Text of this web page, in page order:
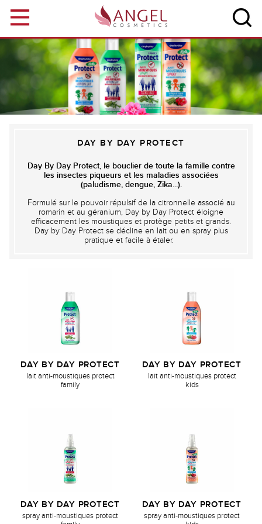
DAY BY DAY PROTECT
Day By Day Protect, le bouclier de toute la famille contre
les insectes piqueurs et les maladies associées
(paludisme, dengue, Zika...).
Formulé sur le pouvoir répulsif de la citronnelle associé au
romarin et au géranium, Day by Day Protect éloigne
efficacement les moustiques et protège petits et grands.
Day by Day Protect se décline en lait ou en spray plus
pratique et facile à étaler.
DAY BY DAY PROTECT
lait anti-moustiques protect
family
DAY BY DAY PROTECT
lait anti-moustiques protect
kids
DAY BY DAY PROTECT
spray anti-moustiques protect
DAY BY DAY PROTECT
spray anti-moustiques protect